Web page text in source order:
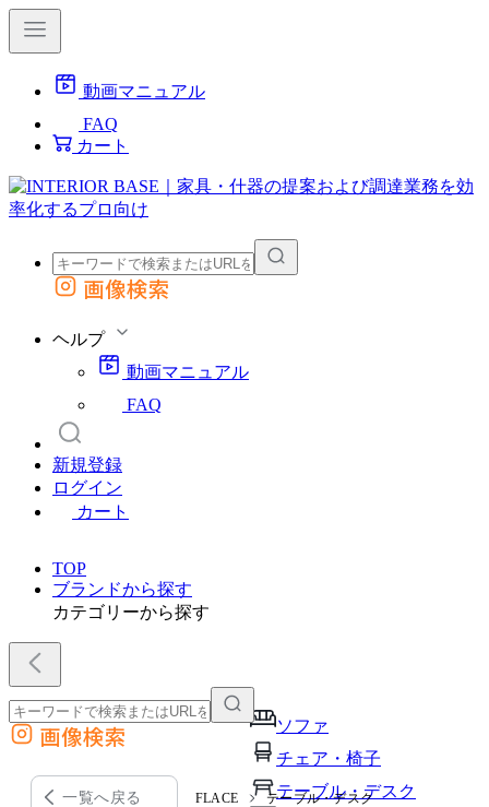
動画マニュアル
FAQ
カート
外部サイトの商品をカートに追加
画像検索
ヘルプ
動画マニュアル
FAQ
新規登録
ログイン
カート
TOP
ブランドから探す
カテゴリーから探す
ソファ
チェア・椅子
テーブル・デスク
外部サイトの商品をカートに追加
他のサイトで見つけた商品ページのURLを貼り付けて、カートに追加できます
画像検索
一覧へ戻る FLACE テーブル・デスク